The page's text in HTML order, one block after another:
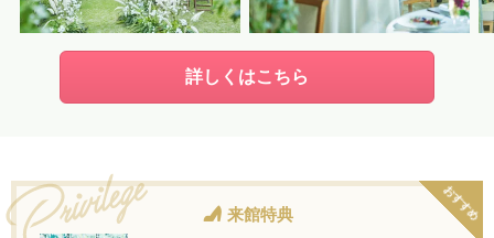
詳しくはこちら
おすすめ
来館特典